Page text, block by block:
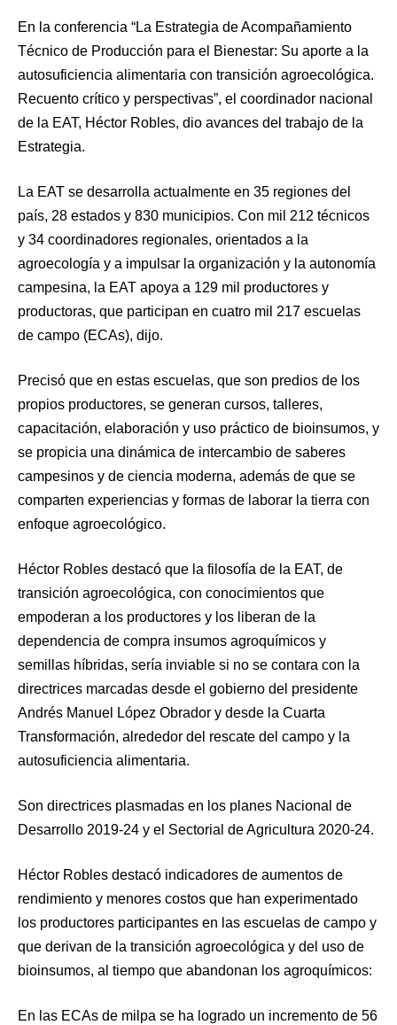
En la conferencia “La Estrategia de Acompañamiento
Técnico de Producción para el Bienestar: Su aporte a la
autosuficiencia alimentaria con transición agroecológica.
Recuento crítico y perspectivas”, el coordinador nacional
de la EAT, Héctor Robles, dio avances del trabajo de la
Estrategia.
La EAT se desarrolla actualmente en 35 regiones del
país, 28 estados y 830 municipios. Con mil 212 técnicos
y 34 coordinadores regionales, orientados a la
agroecología y a impulsar la organización y la autonomía
campesina, la EAT apoya a 129 mil productores y
productoras, que participan en cuatro mil 217 escuelas
de campo (ECAs), dijo.
Precisó que en estas escuelas, que son predios de los
propios productores, se generan cursos, talleres,
capacitación, elaboración y uso práctico de bioinsumos, y
se propicia una dinámica de intercambio de saberes
campesinos y de ciencia moderna, además de que se
comparten experiencias y formas de laborar la tierra con
enfoque agroecológico.
Héctor Robles destacó que la filosofía de la EAT, de
transición agroecológica, con conocimientos que
empoderan a los productores y los liberan de la
dependencia de compra insumos agroquímicos y
semillas híbridas, sería inviable si no se contara con la
directrices marcadas desde el gobierno del presidente
Andrés Manuel López Obrador y desde la Cuarta
Transformación, alrededor del rescate del campo y la
autosuficiencia alimentaria.
Son directrices plasmadas en los planes Nacional de
Desarrollo 2019-24 y el Sectorial de Agricultura 2020-24.
Héctor Robles destacó indicadores de aumentos de
rendimiento y menores costos que han experimentado
los productores participantes en las escuelas de campo y
que derivan de la transición agroecológica y del uso de
bioinsumos, al tiempo que abandonan los agroquímicos:
En las ECAs de milpa se ha logrado un incremento de 56